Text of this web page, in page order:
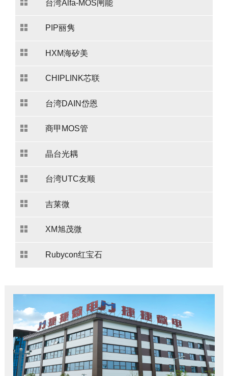
台湾Alfa-MOS闸能
PIP丽隽
HXM海矽美
CHIPLINK芯联
台湾DAIN岱恩
商甲MOS管
晶台光耦
台湾UTC友顺
吉莱微
XM旭茂微
Rubycon红宝石